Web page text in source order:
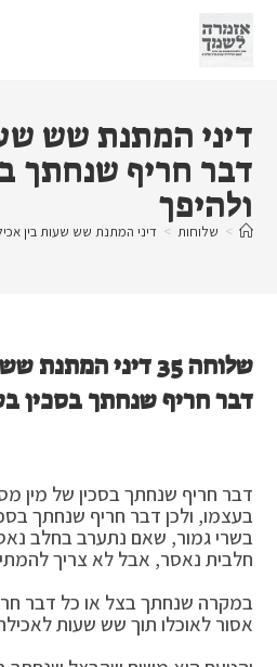
content
דיני המתנת שש
דבר חריף שנחתך
ולהיפך
> שלוחות > דיני המתנת שש שעות בין
שלוחה 35 דיני
דבר חריף שנחתך בסכין
דבר חריף שנחתך בסכין של מין
בעצמו, ולכן דבר חריף שנחתך
בשרי גמור, שאם נתערב בחלב
חלבית נאסר, אבל לא צריך
במקרה שנחתך בצל או כל דבר
אסור לאוכלו תוך שש שעות